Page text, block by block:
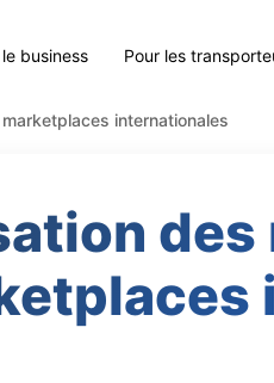
business Pour les
internationales